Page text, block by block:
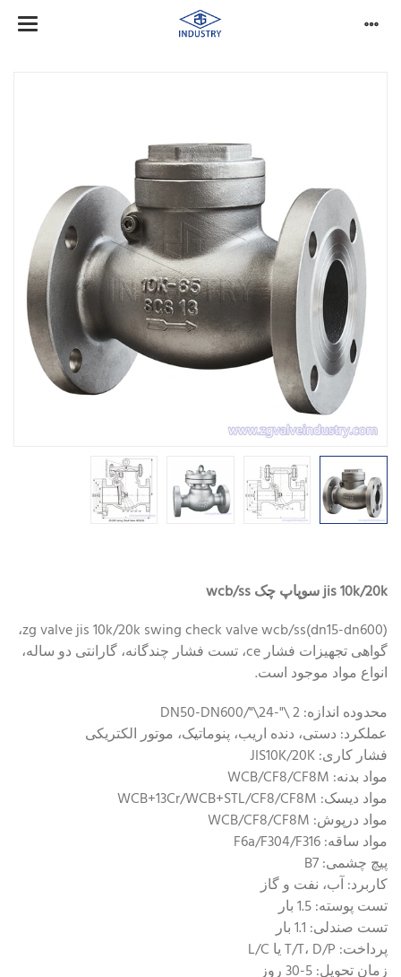
jis 10k/20k سوپاپ چک wcb/ss
zg valve jis 10k/20k swing check valve wcb/ss(dn15-dn600)،
گواهی تجهیزات فشار ce، تست فشار چندگانه، گارانتی دو ساله،
انواع مواد موجود است.
محدوده اندازه: 2 \"-24\"/DN50-DN600
عملکرد: دستی، دنده اریب، پنوماتیک، موتور الکتریکی
فشار کاری: JIS10K/20K
مواد بدنه: WCB/CF8/CF8M
مواد دیسک: WCB+13Cr/WCB+STL/CF8/CF8M
مواد درپوش: WCB/CF8/CF8M
مواد ساقه: F6a/F304/F316
پیچ چشمی: B7
کاربرد: آب، نفت و گاز
تست پوسته: 1.5 بار
تست صندلی: 1.1 بار
پرداخت: T/T، D/P یا L/C
زمان تحویل: 5-30 روز